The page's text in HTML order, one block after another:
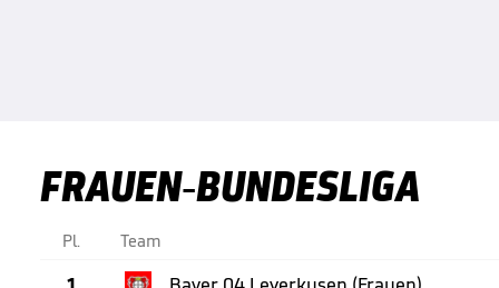
FRAUEN-BUNDESLIGA
Pl. Team